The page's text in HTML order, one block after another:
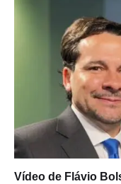
Vídeo de Flávio